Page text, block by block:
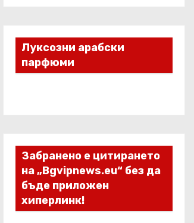
Луксозни арабски
парфюми
Забранено е цитирането
на „Bgvipnews.eu“ без да
бъде приложен
хиперлинк!